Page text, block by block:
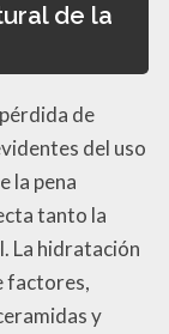
de la
de
del uso
la pena
tanto la
La hidratación
factores,
y